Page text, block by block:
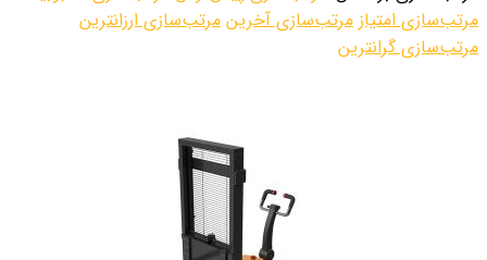
مرتب‌سازی امتیاز مرتب‌سازی آخرین مرتب‌سازی ارزانترین
مرتب‌سازی گرانترین